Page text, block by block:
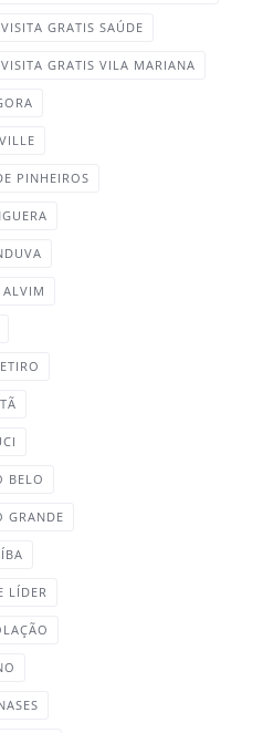
GRATIS SAÚDE‎
GRATIS VILA MARIANA
PINHEIROS‎
ALVIM‎
BELO‎
GRANDE
LÍDER‎